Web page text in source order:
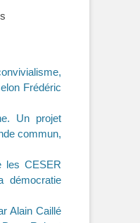
Frédéric
Un projet
commun,
les CESER
démocratie
Alain Caillé